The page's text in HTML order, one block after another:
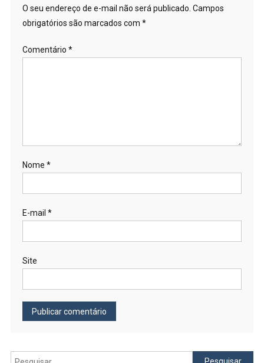
O seu endereço de e-mail não será publicado. Campos
obrigatórios são marcados com *
Comentário *
Nome *
E-mail *
Site
Pesquisar